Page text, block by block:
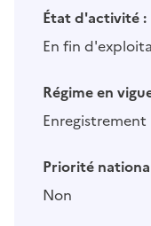
État d'activité :
En fin
Régime en
Enregistrement
Priorité
Non